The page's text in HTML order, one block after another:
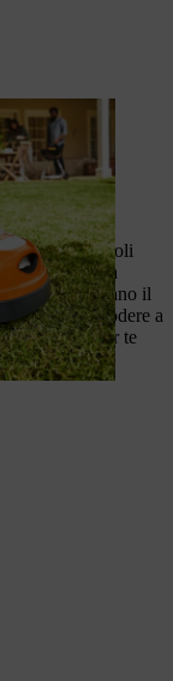
il
iMOW®
I piccoli
della
taglio e falciano il
di godere a
raccolto per te